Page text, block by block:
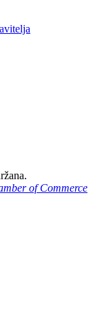
of Commerce